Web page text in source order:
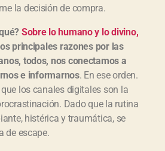
la decisión de compra.
Sobre lo humano y lo divino,
principales razones por las
todos, nos conectamos a
e informarnos. En ese orden.
los canales digitales son la
Dado que la rutina
histérica y traumática, se
de escape.